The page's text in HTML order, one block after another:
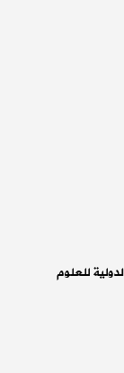
للعلوم